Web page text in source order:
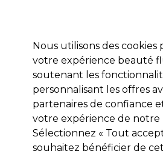
Marques Bons plans Coiffure
Livraison et
lire la suite
Clean All
Nous utilisons des
votre expérience beauté
soutenant les
personnalisant les offres
partenaires de confiance
votre expérience de notre
Sélectionnez « Tout
souhaitez bénéficier de